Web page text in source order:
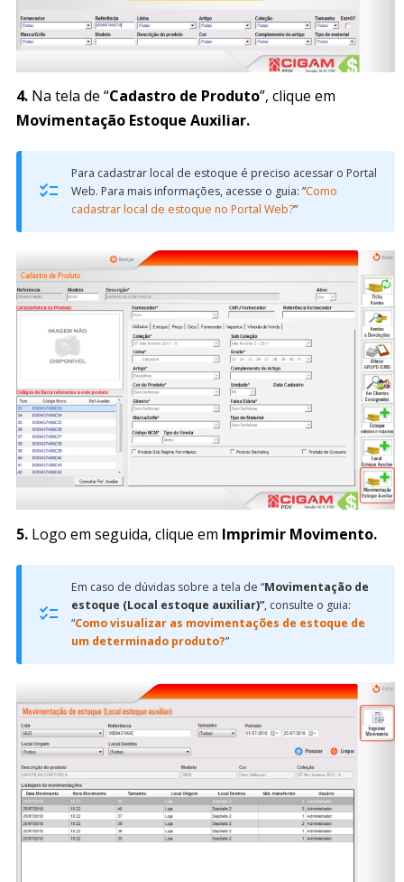
4. Na tela de “Cadastro de Produto”, clique em
Movimentação Estoque Auxiliar.
Para cadastrar local de estoque é preciso acessar o Portal
Web. Para mais informações, acesse o guia: ”Como
cadastrar local de estoque no Portal Web?”
5. Logo em seguida, clique em Imprimir Movimento.
Em caso de dúvidas sobre a tela de “Movimentação de
estoque (Local estoque auxiliar)”, consulte o guia:
“Como visualizar as movimentações de estoque de
um determinado produto?”